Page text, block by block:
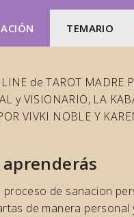
TEMARIO
de TAROT MADRE
y VISIONARIO, LA
VIVKI NOBLE Y
aprenderás
proceso de sanacion
de manera